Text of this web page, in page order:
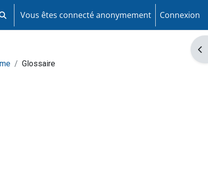
Activer/désactiver la saisie de recherche
Vous êtes connecté anonymement Connexion
Glossaire